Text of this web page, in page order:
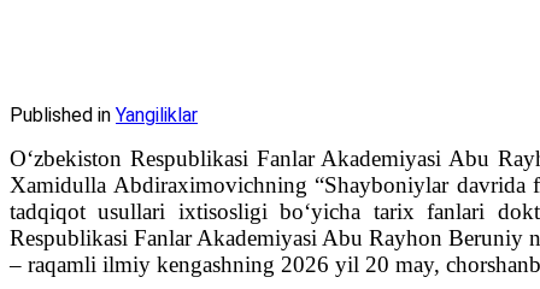
Published in Yangiliklar
O‘zbekiston Respublikasi Fanlar Akademiyasi Abu
Xamidulla Abdiraximovichning “Shayboniylar
tadqiqot usullari ixtisosligi bo‘yicha tarix fanlari
Respublikasi Fanlar Akademiyasi Abu Rayhon
– raqamli ilmiy kengashning 2026 yil 20 may,